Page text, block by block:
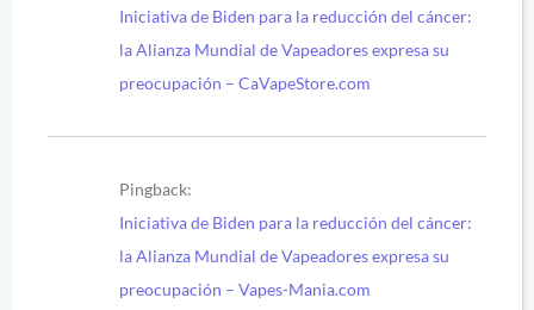
Iniciativa de Biden para la reducción del cáncer:
la Alianza Mundial de Vapeadores expresa su
preocupación – CaVapeStore.com
Pingback:
Iniciativa de Biden para la reducción del cáncer:
la Alianza Mundial de Vapeadores expresa su
preocupación – Vapes-Mania.com